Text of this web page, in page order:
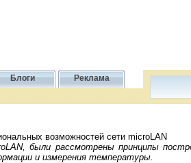
Блоги Реклама
возможностей сети microLAN
были рассмотрены принципы
и измерения температуры.